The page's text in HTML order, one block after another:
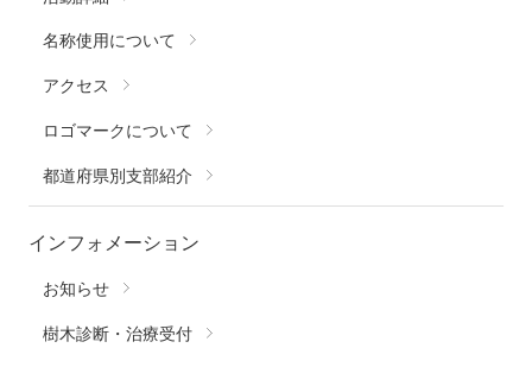
名称使用について
アクセス
ロゴマークについて
都道府県別支部紹介
インフォメーション
お知らせ
樹木診断・治療受付